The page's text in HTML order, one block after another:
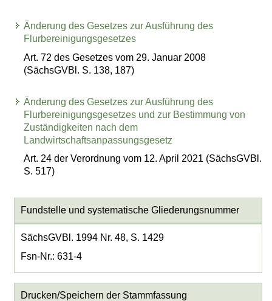
Änderung des Gesetzes zur Ausführung des
Flurbereinigungsgesetzes
Art. 72 des Gesetzes vom 29. Januar 2008
(SächsGVBl. S. 138, 187)
Änderung des Gesetzes zur Ausführung des
Flurbereinigungsgesetzes und zur Bestimmung von
Zuständigkeiten nach dem
Landwirtschaftsanpassungsgesetz
Art. 24 der Verordnung vom 12. April 2021 (SächsGVBl.
S. 517)
Fundstelle und systematische Gliederungsnummer
SächsGVBl. 1994 Nr. 48, S. 1429
Fsn-Nr.: 631-4
Drucken/Speichern der Stammfassung